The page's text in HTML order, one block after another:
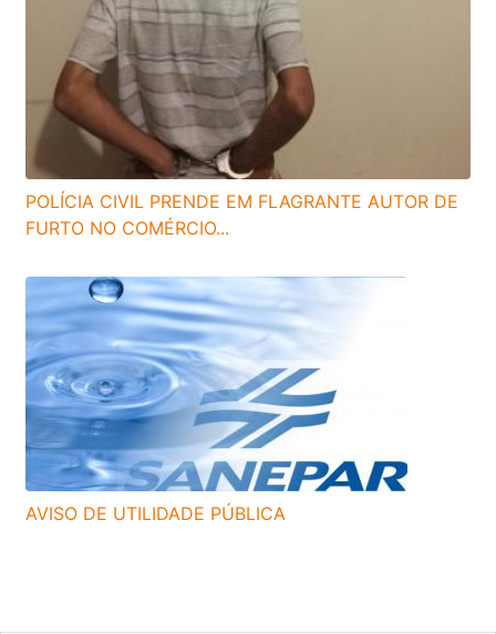
POLÍCIA CIVIL PRENDE EM FLAGRANTE AUTOR DE
FURTO NO COMÉRCIO...
AVISO DE UTILIDADE PÚBLICA